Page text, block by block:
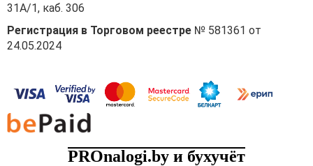
31А/1, каб. 306
Регистрация в Торговом реестре № 581361 от
24.05.2024
PROnalogi.by и бухучёт